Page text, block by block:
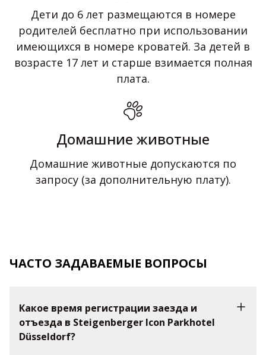
Дети до 6 лет размещаются в номере
родителей бесплатно при использовании
имеющихся в номере кроватей. За детей в
возрасте 17 лет и старше взимается полная
плата.
Домашние животные
Домашние животные допускаются по
запросу (за дополнительную плату).
ЧАСТО ЗАДАВАЕМЫЕ ВОПРОСЫ
Какое время регистрации заезда и
отъезда в Steigenberger Icon Parkhotel
Düsseldorf?